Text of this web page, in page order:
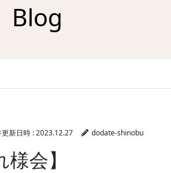
Blog
新日時 :2023.12.27 dodate-shinobu
様会】